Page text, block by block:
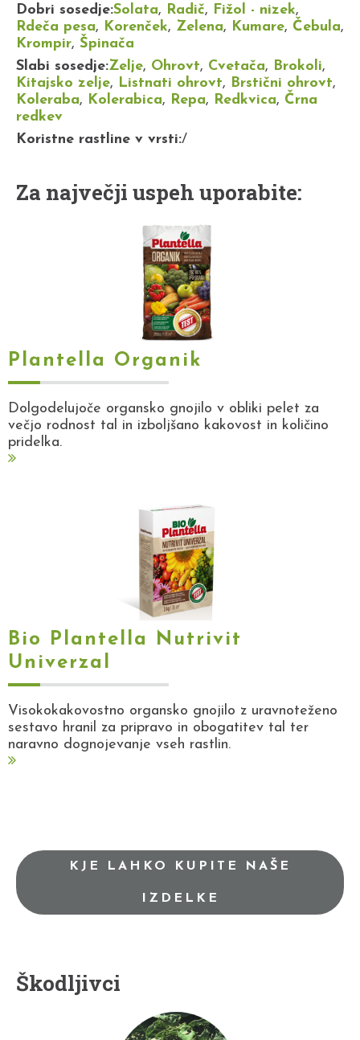
Dobri sosedje:Solata, Radič, Fižol - nizek,
Rdeča pesa, Korenček, Zelena, Kumare, Čebula,
Krompir, Špinača
Slabi sosedje:Zelje, Ohrovt, Cvetača, Brokoli,
Kitajsko zelje, Listnati ohrovt, Brstični ohrovt,
Koleraba, Kolerabica, Repa, Redkvica, Črna
redkev
Koristne rastline v vrsti:/
Za največji uspeh uporabite:
Plantella Organik
Dolgodelujoče organsko gnojilo v obliki pelet za
večjo rodnost tal in izboljšano kakovost in količino
pridelka.
Bio Plantella Nutrivit
Univerzal
Visokokakovostno organsko gnojilo z uravnoteženo
sestavo hranil za pripravo in obogatitev tal ter
naravno dognojevanje vseh rastlin.
KJE LAHKO KUPITE NAŠE
IZDELKE
Škodljivci